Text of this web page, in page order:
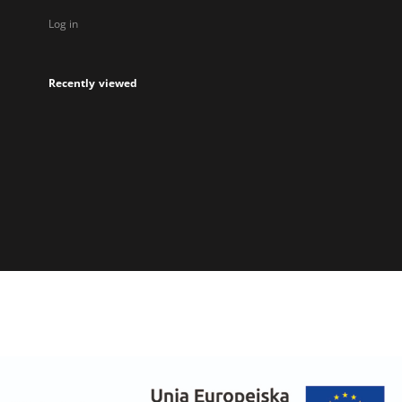
Log in
Recently viewed